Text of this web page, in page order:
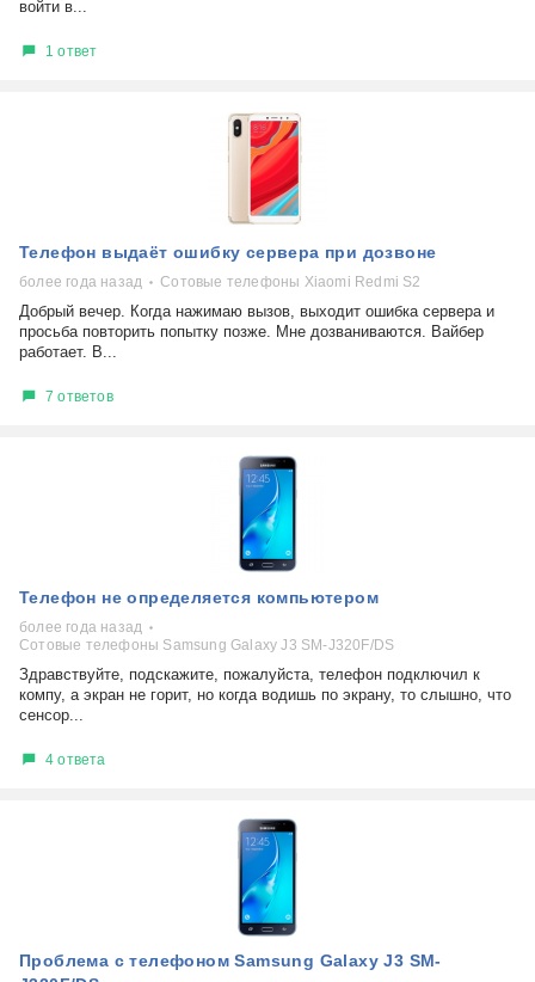
войти в...
1 ответ
Телефон выдаёт ошибку сервера при дозвоне
более года назад Сотовые телефоны Xiaomi Redmi S2
Добрый вечер. Когда нажимаю вызов, выходит ошибка сервера и
просьба повторить попытку позже. Мне дозваниваются. Вайбер
работает. В...
7 ответов
Телефон не определяется компьютером
более года назад
Сотовые телефоны Samsung Galaxy J3 SM-J320F/DS
Здравствуйте, подскажите, пожалуйста, телефон подключил к
компу, а экран не горит, но когда водишь по экрану, то слышно, что
сенсор...
4 ответа
Проблема с телефоном Samsung Galaxy J3 SM-